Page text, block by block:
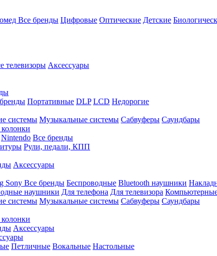
Все бренды Цифровые Оптические Детские
телевизоры Аксессуары
Портативные DLP LCD Недорогие
системы Музыкальные системы Сабвуферы Саундбары
Nintendo Все бренды
Рули, педали, КПП
Аксессуары
Sony Все бренды Беспроводные Bluetooth наушники
наушники Для телефона Для телевизора
системы Музыкальные системы Сабвуферы Саундбары
Аксессуары
Петличные Вокальные Настольные